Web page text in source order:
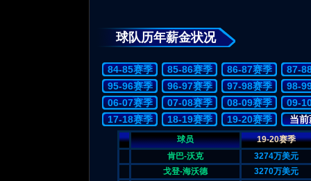
球队历年薪金状况
84-85赛季 85-86赛季 86-87赛季
87-
95-96赛季
96-97赛季 97-98赛季
98-
06-07赛季
07-08赛季 08-09赛季
09-
17-18赛季
18-19赛季 19-20赛季 当前
球员
19-20赛季
肯巴-沃克
3274万美元
戈登-海沃德
3270万美元